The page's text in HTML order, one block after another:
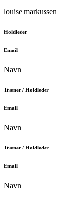
louise markussen
Holdleder
Email
Navn
Træner / Holdleder
Email
Navn
Træner / Holdleder
Email
Navn